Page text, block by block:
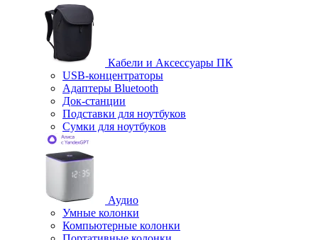
Кабели и Аксессуары ПК
USB-концентраторы
Адаптеры Bluetooth
Док-станции
Подставки для ноутбуков
Сумки для ноутбуков
Аудио
Умные колонки
Компьютерные колонки